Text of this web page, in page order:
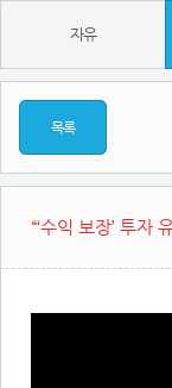
자유
목록
“‘수익 보장’ 투자